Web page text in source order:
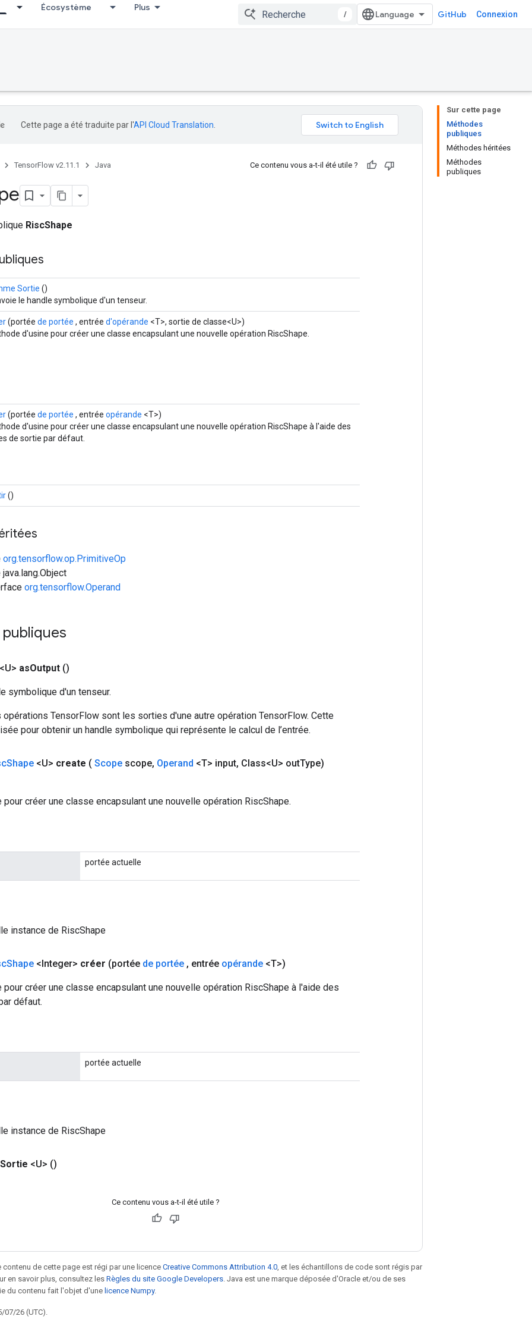
Écosystème Plus
/ GitHub Connexion
Sur cette page
Méthodes
publiques
Méthodes héritées
Méthodes
publiques
Cette page a été traduite par l'API Cloud Translation
TensorFlow v2.11.1 Java Ce contenu vous a-t-il été utile ?
RiscShape
Sortie ()
le handle symbolique d'un tenseur.
(portée de portée , entrée d'opérande <T>, sortie de classe<U>)
d'usine pour créer une classe encapsulant une nouvelle opération RiscShape.
(portée de portée , entrée opérande <T>)
d'usine pour créer une classe encapsulant une nouvelle opération RiscShape à l'aide des
de sortie par défaut.
()
org.tensorflow.op.PrimitiveOp
org.tensorflow.Operand
asOutput ()
symbolique d'un tenseur.
TensorFlow sont les sorties d'une autre opération TensorFlow. Cette
pour obtenir un handle symbolique qui représente le calcul de l’entrée.
Shape <U> create ( Scope scope, Operand <T> input, Class<U> outType)
créer une classe encapsulant une nouvelle opération RiscShape.
portée actuelle
instance de RiscShape
Shape <Integer> créer (portée de portée , entrée opérande <T>)
créer une classe encapsulant une nouvelle opération RiscShape à l'aide des
défaut.
portée actuelle
instance de RiscShape
Sortie <U> ()
Ce contenu vous a-t-il été utile ?
de cette page est régi par une licence Creative Commons Attribution 4.0 , et les échantillons de code sont régis par
en savoir plus, consultez les Règles du site Google Developers . Java est une marque déposée d'Oracle et/ou de ses
du contenu fait l'objet d'une licence Numpy.
07/26 (UTC).